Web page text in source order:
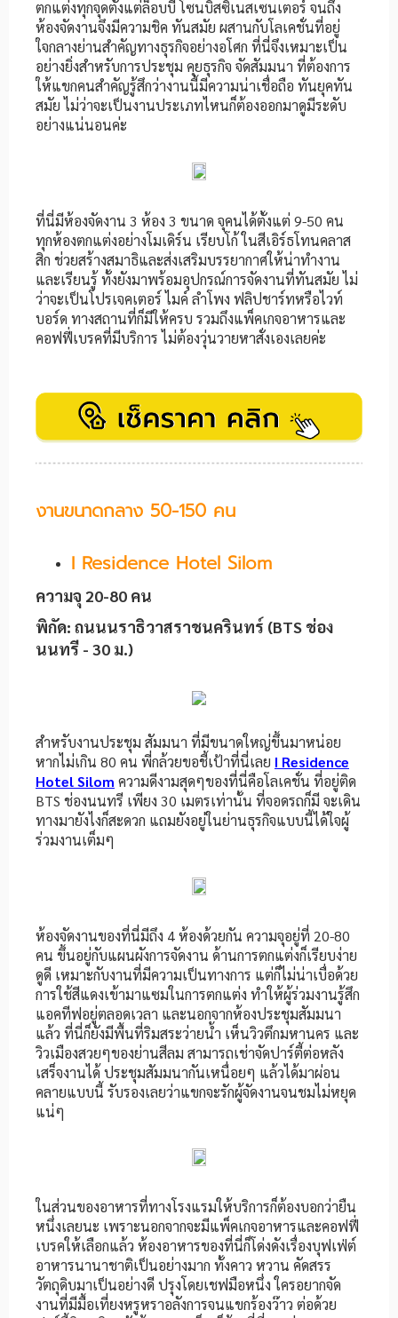
ตกแต่งทุกจุดตั้งแต่ล็อบบี้ โซนบิสซิเนสเซนเตอร์ จนถึง
ห้องจัดงานจึงมีความชิค ทันสมัย ผสานกับโลเคชั่นที่อยู่
ใจกลางย่านสำคัญทางธุรกิจอย่างอโศก ที่นี่จึงเหมาะเป็น
อย่างยิ่งสำหรับการประชุม คุยธุรกิจ จัดสัมมนา ที่ต้องการ
ให้แขกคนสำคัญรู้สึกว่างานนี้มีความน่าเชื่อถือ ทันยุคทัน
สมัย ไม่ว่าจะเป็นงานประเภทไหนก็ต้องออกมาดูมีระดับ
อย่างแน่นอนค่ะ
ที่นี่มีห้องจัดงาน 3 ห้อง 3 ขนาด จุคนได้ตั้งแต่ 9-50 คน
ทุกห้องตกแต่งอย่างโมเดิร์น เรียบโก้ ในสีเอิร์ธโทนคลาส
สิก ช่วยสร้างสมาธิและส่งเสริมบรรยากาศให้น่าทำงาน
และเรียนรู้ ทั้งยังมาพร้อมอุปกรณ์การจัดงานที่ทันสมัย ไม่
ว่าจะเป็นโปรเจคเตอร์ ไมค์ ลำโพง ฟลิปชาร์ทหรือไวท์
บอร์ด ทางสถานที่ก็มีให้ครบ รวมถึงแพ็คเกจอาหารและ
คอฟฟี่เบรคที่มีบริการ ไม่ต้องวุ่นวายหาสั่งเองเลยค่ะ
งานขนาดกลาง 50-150 คน
I Residence Hotel Silom
ความจุ 20-80 คน
พิกัด: ถนนนราธิวาสราชนครินทร์ (BTS ช่อง
นนทรี - 30 ม.)
สำหรับงานประชุม สัมมนา ที่มีขนาดใหญ่ขึ้นมาหน่อย
หากไม่เกิน 80 คน พี่กล้วยขอชี้เป้าที่นี่เลย I Residence
Hotel Silom ความดีงามสุดๆของที่นี่คือโลเคชั่น ที่อยู่ติด
BTS ช่องนนทรี เพียง 30 เมตรเท่านั้น ที่จอดรถก็มี จะเดิน
ทางมายังไงก็สะดวก แถมยังอยู่ในย่านธุรกิจแบบนี้ได้ใจผู้
ร่วมงานเต็มๆ
ห้องจัดงานของที่นี่มีถึง 4 ห้องด้วยกัน ความจุอยู่ที่ 20-80
คน ขึ้นอยู่กับแผนผังการจัดงาน ด้านการตกแต่งก็เรียบง่าย
ดูดี เหมาะกับงานที่มีความเป็นทางการ แต่ก็ไม่น่าเบื่อด้วย
การใช้สีแดงเข้ามาแซมในการตกแต่ง ทำให้ผู้ร่วมงานรู้สึก
แอคทีฟอยู่ตลอดเวลา และนอกจากห้องประชุมสัมมนา
แล้ว ที่นี่ก็ยังมีพื้นที่ริมสระว่ายน้ำ เห็นวิวตึกมหานคร และ
วิวเมืองสวยๆของย่านสีลม สามารถเช่าจัดปาร์ตี้ต่อหลัง
เสร็จงานได้ ประชุมสัมมนากันเหนื่อยๆ แล้วได้มาผ่อน
คลายแบบนี้ รับรองเลยว่าแขกจะรักผู้จัดงานจนชมไม่หยุด
แน่ๆ
ในส่วนของอาหารที่ทางโรงแรมให้บริการก็ต้องบอกว่ายืน
หนึ่งเลยนะ เพราะนอกจากจะมีแพ็คเกจอาหารและคอฟฟี่
เบรคให้เลือกแล้ว ห้องอาหารของที่นี่ก็โด่งดังเรื่องบุฟเฟ่ต์
อาหารนานาชาติเป็นอย่างมาก ทั้งคาว หวาน คัดสรร
วัตถุดิบมาเป็นอย่างดี ปรุงโดยเชฟมือหนึ่ง ใครอยากจัด
งานที่มีมื้อเที่ยงหรูหราอลังการจนแขกร้องว๊าว ต่อด้วย